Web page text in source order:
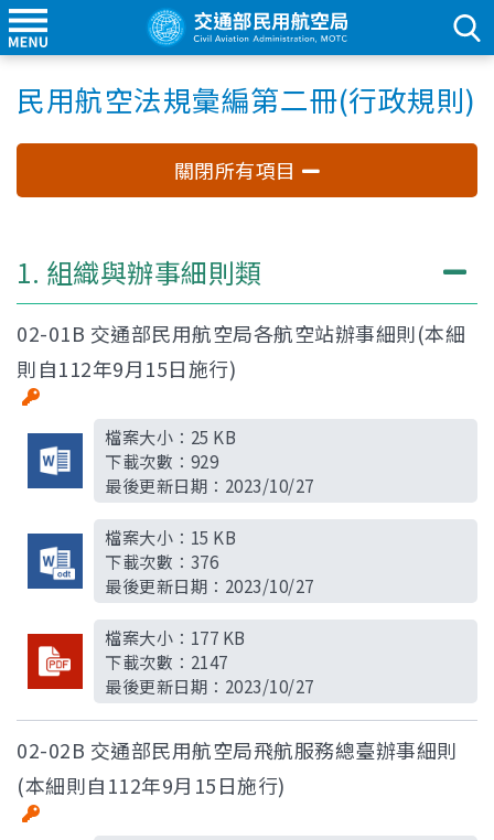
民用航空法規彙編第二冊(行政規則)
關閉所有項目
1. 組織與辦事細則類
02-01B 交通部民用航空局各航空站辦事細則(本細
則自112年9月15日施行)
檔案大小： 25 KB
下載次數： 929
最後更新日期： 2023/10/27
檔案大小： 15 KB
下載次數： 376
最後更新日期： 2023/10/27
檔案大小： 177 KB
下載次數： 2147
最後更新日期： 2023/10/27
02-02B 交通部民用航空局飛航服務總臺辦事細則
(本細則自112年9月15日施行)